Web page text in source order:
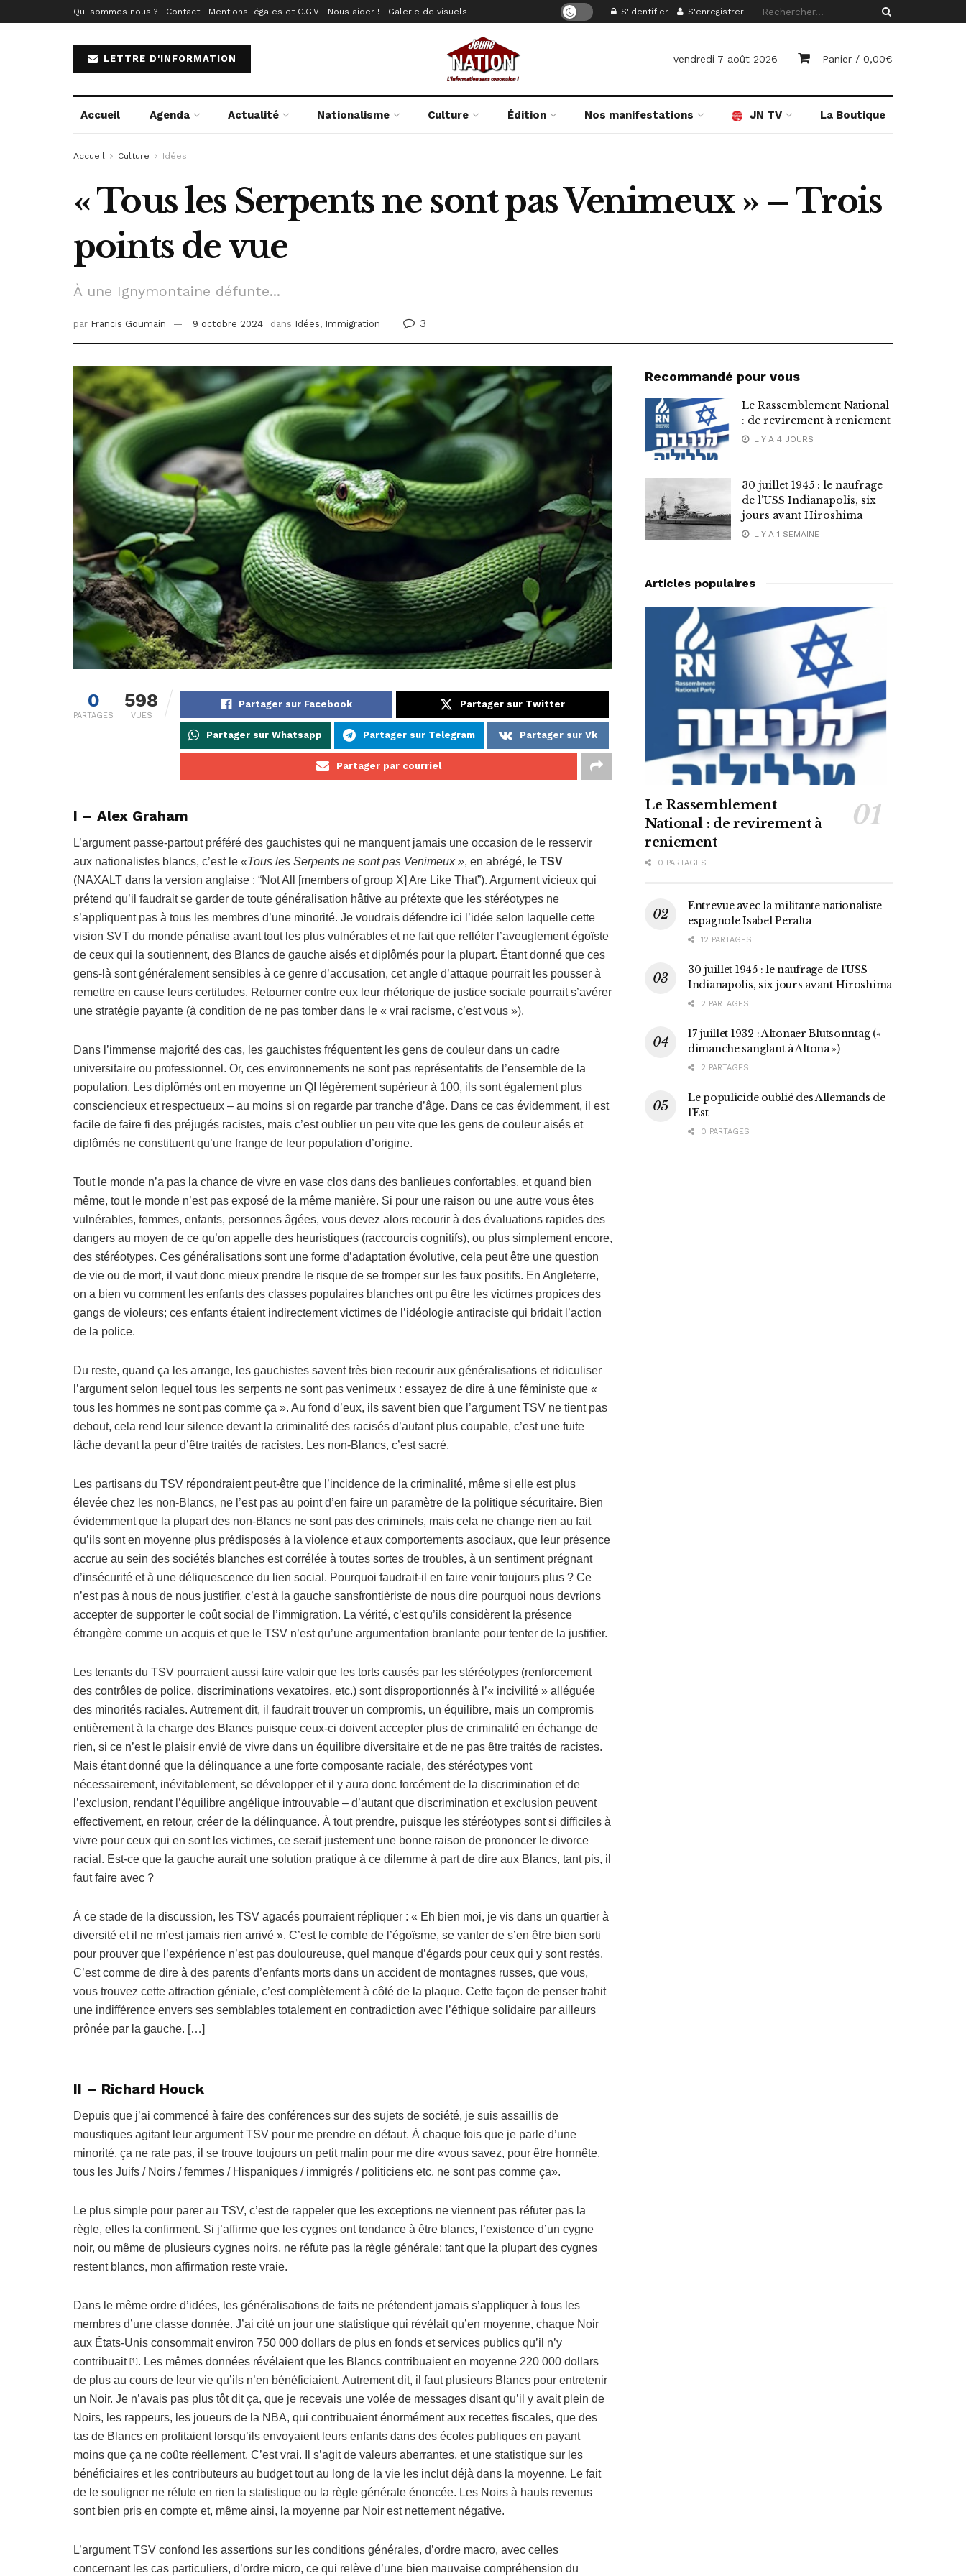
Qui sommes nous ? Contact Mentions légales et C.G.V Nous aider ! Galerie de visuels S'identifier S'enregistrer
LETTRE D'INFORMATION vendredi 7 août 2026 Panier / 0,00€
Accueil Agenda Actualité Nationalisme Culture Édition Nos manifestations JN TV La Boutique
Accueil Culture Idées
« Tous les Serpents ne sont pas Venimeux » – Trois
points de vue
À une Ignymontaine défunte...
par Francis Goumain 9 octobre 2024 dans Idées, Immigration 3
0
PARTAGES
598
VUES
Partager sur Facebook Partager sur Twitter
Partager sur Whatsapp Partager sur Telegram Partager sur Vk
Partager par courriel
I – Alex Graham
L’argument passe-partout préféré des gauchistes qui ne manquent jamais une occasion de le resservir
aux nationalistes blancs, c’est le «Tous les Serpents ne sont pas Venimeux », en abrégé, le TSV
(NAXALT dans la version anglaise : “Not All [members of group X] Are Like That”). Argument vicieux qui
prétend qu’il faudrait se garder de toute généralisation hâtive au prétexte que les stéréotypes ne
s’appliquent pas à tous les membres d’une minorité. Je voudrais défendre ici l’idée selon laquelle cette
vision SVT du monde pénalise avant tout les plus vulnérables et ne fait que refléter l’aveuglement égoïste
de ceux qui la soutiennent, des Blancs de gauche aisés et diplômés pour la plupart. Étant donné que ces
gens-là sont généralement sensibles à ce genre d’accusation, cet angle d’attaque pourrait les pousser à
remettre en cause leurs certitudes. Retourner contre eux leur rhétorique de justice sociale pourrait s’avérer
une stratégie payante (à condition de ne pas tomber dans le « vrai racisme, c’est vous »).
Dans l’immense majorité des cas, les gauchistes fréquentent les gens de couleur dans un cadre
universitaire ou professionnel. Or, ces environnements ne sont pas représentatifs de l’ensemble de la
population. Les diplômés ont en moyenne un QI légèrement supérieur à 100, ils sont également plus
consciencieux et respectueux – au moins si on regarde par tranche d’âge. Dans ce cas évidemment, il est
facile de faire fi des préjugés racistes, mais c’est oublier un peu vite que les gens de couleur aisés et
diplômés ne constituent qu’une frange de leur population d’origine.
Tout le monde n’a pas la chance de vivre en vase clos dans des banlieues confortables, et quand bien
même, tout le monde n’est pas exposé de la même manière. Si pour une raison ou une autre vous êtes
vulnérables, femmes, enfants, personnes âgées, vous devez alors recourir à des évaluations rapides des
dangers au moyen de ce qu’on appelle des heuristiques (raccourcis cognitifs), ou plus simplement encore,
des stéréotypes. Ces généralisations sont une forme d’adaptation évolutive, cela peut être une question
de vie ou de mort, il vaut donc mieux prendre le risque de se tromper sur les faux positifs. En Angleterre,
on a bien vu comment les enfants des classes populaires blanches ont pu être les victimes propices des
gangs de violeurs; ces enfants étaient indirectement victimes de l’idéologie antiraciste qui bridait l’action
de la police.
Du reste, quand ça les arrange, les gauchistes savent très bien recourir aux généralisations et ridiculiser
l’argument selon lequel tous les serpents ne sont pas venimeux : essayez de dire à une féministe que «
tous les hommes ne sont pas comme ça ». Au fond d’eux, ils savent bien que l’argument TSV ne tient pas
debout, cela rend leur silence devant la criminalité des racisés d’autant plus coupable, c’est une fuite
lâche devant la peur d’être traités de racistes. Les non-Blancs, c’est sacré.
Les partisans du TSV répondraient peut-être que l’incidence de la criminalité, même si elle est plus
élevée chez les non-Blancs, ne l’est pas au point d’en faire un paramètre de la politique sécuritaire. Bien
évidemment que la plupart des non-Blancs ne sont pas des criminels, mais cela ne change rien au fait
qu’ils sont en moyenne plus prédisposés à la violence et aux comportements asociaux, que leur présence
accrue au sein des sociétés blanches est corrélée à toutes sortes de troubles, à un sentiment prégnant
d’insécurité et à une déliquescence du lien social. Pourquoi faudrait-il en faire venir toujours plus ? Ce
n’est pas à nous de nous justifier, c’est à la gauche sansfrontièriste de nous dire pourquoi nous devrions
accepter de supporter le coût social de l’immigration. La vérité, c’est qu’ils considèrent la présence
étrangère comme un acquis et que le TSV n’est qu’une argumentation branlante pour tenter de la justifier.
Les tenants du TSV pourraient aussi faire valoir que les torts causés par les stéréotypes (renforcement
des contrôles de police, discriminations vexatoires, etc.) sont disproportionnés à l’« incivilité » alléguée
des minorités raciales. Autrement dit, il faudrait trouver un compromis, un équilibre, mais un compromis
entièrement à la charge des Blancs puisque ceux-ci doivent accepter plus de criminalité en échange de
rien, si ce n’est le plaisir envié de vivre dans un équilibre diversitaire et de ne pas être traités de racistes.
Mais étant donné que la délinquance a une forte composante raciale, des stéréotypes vont
nécessairement, inévitablement, se développer et il y aura donc forcément de la discrimination et de
l’exclusion, rendant l’équilibre angélique introuvable – d’autant que discrimination et exclusion peuvent
effectivement, en retour, créer de la délinquance. À tout prendre, puisque les stéréotypes sont si difficiles à
vivre pour ceux qui en sont les victimes, ce serait justement une bonne raison de prononcer le divorce
racial. Est-ce que la gauche aurait une solution pratique à ce dilemme à part de dire aux Blancs, tant pis, il
faut faire avec ?
À ce stade de la discussion, les TSV agacés pourraient répliquer : « Eh bien moi, je vis dans un quartier à
diversité et il ne m’est jamais rien arrivé ». C’est le comble de l’égoïsme, se vanter de s’en être bien sorti
pour prouver que l’expérience n’est pas douloureuse, quel manque d’égards pour ceux qui y sont restés.
C’est comme de dire à des parents d’enfants morts dans un accident de montagnes russes, que vous,
vous trouvez cette attraction géniale, c’est complètement à côté de la plaque. Cette façon de penser trahit
une indifférence envers ses semblables totalement en contradiction avec l’éthique solidaire par ailleurs
prônée par la gauche. […]
II – Richard Houck
Depuis que j’ai commencé à faire des conférences sur des sujets de société, je suis assaillis de
moustiques agitant leur argument TSV pour me prendre en défaut. À chaque fois que je parle d’une
minorité, ça ne rate pas, il se trouve toujours un petit malin pour me dire «vous savez, pour être honnête,
tous les Juifs / Noirs / femmes / Hispaniques / immigrés / politiciens etc. ne sont pas comme ça».
Le plus simple pour parer au TSV, c’est de rappeler que les exceptions ne viennent pas réfuter pas la
règle, elles la confirment. Si j’affirme que les cygnes ont tendance à être blancs, l’existence d’un cygne
noir, ou même de plusieurs cygnes noirs, ne réfute pas la règle générale: tant que la plupart des cygnes
restent blancs, mon affirmation reste vraie.
Dans le même ordre d’idées, les généralisations de faits ne prétendent jamais s’appliquer à tous les
membres d’une classe donnée. J’ai cité un jour une statistique qui révélait qu’en moyenne, chaque Noir
aux États-Unis consommait environ 750 000 dollars de plus en fonds et services publics qu’il n’y
contribuait [1]. Les mêmes données révélaient que les Blancs contribuaient en moyenne 220 000 dollars
de plus au cours de leur vie qu’ils n’en bénéficiaient. Autrement dit, il faut plusieurs Blancs pour entretenir
un Noir. Je n’avais pas plus tôt dit ça, que je recevais une volée de messages disant qu’il y avait plein de
Noirs, les rappeurs, les joueurs de la NBA, qui contribuaient énormément aux recettes fiscales, que des
tas de Blancs en profitaient lorsqu’ils envoyaient leurs enfants dans des écoles publiques en payant
moins que ça ne coûte réellement. C’est vrai. Il s’agit de valeurs aberrantes, et une statistique sur les
bénéficiaires et les contributeurs au budget tout au long de la vie les inclut déjà dans la moyenne. Le fait
de le souligner ne réfute en rien la statistique ou la règle générale énoncée. Les Noirs à hauts revenus
sont bien pris en compte et, même ainsi, la moyenne par Noir est nettement négative.
L’argument TSV confond les assertions sur les conditions générales, d’ordre macro, avec celles
concernant les cas particuliers, d’ordre micro, ce qui relève d’une bien mauvaise compréhension du
Recommandé pour vous
Le Rassemblement National
: de revirement à reniement
IL Y A 4 JOURS
30 juillet 1945 : le naufrage
de l’USS Indianapolis, six
jours avant Hiroshima
IL Y A 1 SEMAINE
Articles populaires
Le Rassemblement
National : de revirement à
reniement
0 PARTAGES
Entrevue avec la militante nationaliste
espagnole Isabel Peralta
12 PARTAGES
30 juillet 1945 : le naufrage de l’USS
Indianapolis, six jours avant Hiroshima
2 PARTAGES
17 juillet 1932 : Altonaer Blutsonntag («
dimanche sanglant à Altona »)
2 PARTAGES
Le populicide oublié des Allemands de
l’Est
0 PARTAGES